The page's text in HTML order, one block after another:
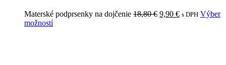
Materské podprsenky na dojčenie 18,80€ 9,90 € s DPH Výber
možností